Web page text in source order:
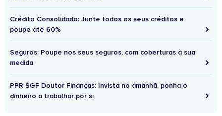
Crédito Consolidado: Junte todos os seus créditos e
poupe até 60%
Seguros: Poupe nos seus seguros, com coberturas à sua
medida
PPR SGF Doutor Finanças: Invista no amanhã, ponha o
dinheiro a trabalhar por si